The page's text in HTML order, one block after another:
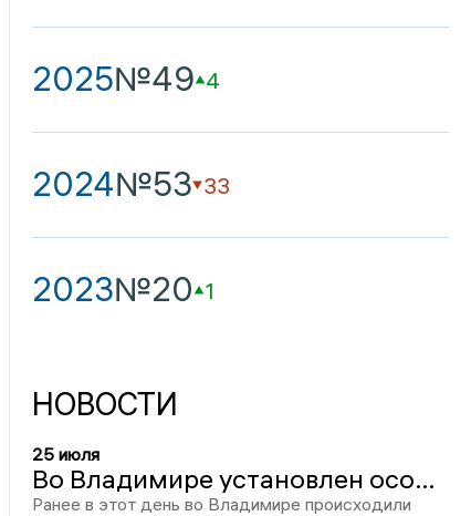
2025№49 4
2024№53 33
2023№20 1
НОВОСТИ
25 июля
Во Владимире установлен особый режим, в окрестностях Суздаля найдена печать древнерусского сановника
Ранее в этот день во Владимире происходили